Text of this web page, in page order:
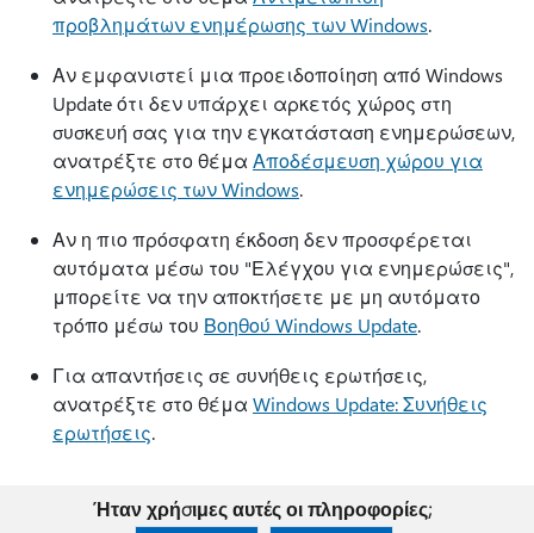
προβλημάτων ενημέρωσης των Windows.
Αν εμφανιστεί μια προειδοποίηση από Windows
Update ότι δεν υπάρχει αρκετός χώρος στη
συσκευή σας για την εγκατάσταση ενημερώσεων,
ανατρέξτε στο θέμα Αποδέσμευση χώρου για
ενημερώσεις των Windows.
Αν η πιο πρόσφατη έκδοση δεν προσφέρεται
αυτόματα μέσω του "Ελέγχου για ενημερώσεις",
μπορείτε να την αποκτήσετε με μη αυτόματο
τρόπο μέσω του Βοηθού Windows Update.
Για απαντήσεις σε συνήθεις ερωτήσεις,
ανατρέξτε στο θέμα Windows Update: Συνήθεις
ερωτήσεις.
Ήταν χρήσιμες αυτές οι πληροφορίες;